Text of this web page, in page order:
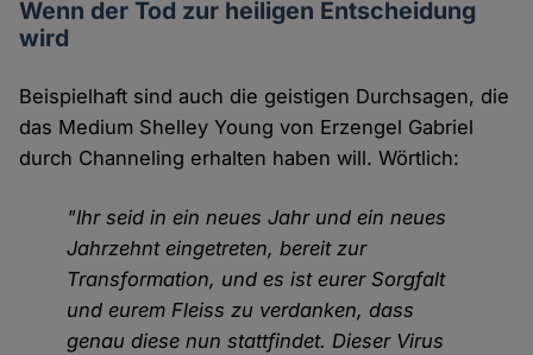
Wenn der Tod zur heiligen Entscheidung
wird
Beispielhaft sind auch die geistigen Durchsagen, die
das Medium Shelley Young von Erzengel Gabriel
durch Channeling erhalten haben will. Wörtlich:
"Ihr seid in ein neues Jahr und ein neues
Jahrzehnt eingetreten, bereit zur
Transformation, und es ist eurer Sorgfalt
und eurem Fleiss zu verdanken, dass
genau diese nun stattfindet. Dieser Virus